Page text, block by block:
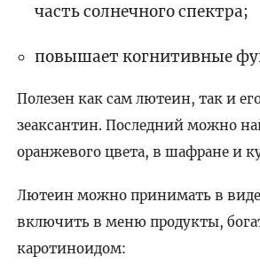
часть солнечного спектра;
повышает когнитивные
Полезен как сам лютеин, так и
зеаксантин. Последний можно
оранжевого цвета, в шафране и
Лютеин можно принимать в
включить в меню продукты,
каротиноидом: